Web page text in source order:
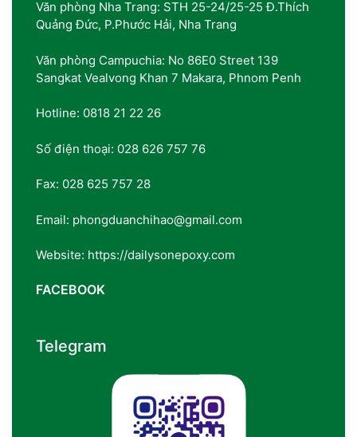
Văn phòng Nha Trang: STH 25-24/25-25 Đ.Thích
Quảng Đức, P.Phước Hải, Nha Trang
Văn phòng Campuchia: No 86E0 Street 139
Sangkat Vealvong Khan 7 Makara, Phnom Penh
Hotline: 0818 21 22 26
Số điện thoại: 028 626 757 76
Fax: 028 625 757 28
Email: phongduanchihao@gmail.com
Website: https://dailysonepoxy.com
FACEBOOK
Telegram